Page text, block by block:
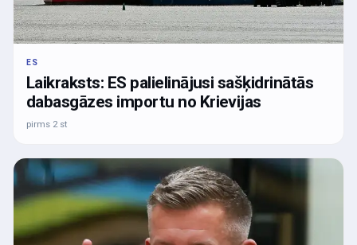
ES
Laikraksts: ES palielinājusi sašķidrinātās
dabasgāzes importu no Krievijas
pirms 2 st